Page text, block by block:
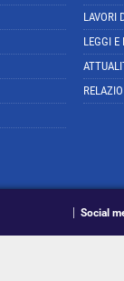
LAVORI
LEGGI E
Social